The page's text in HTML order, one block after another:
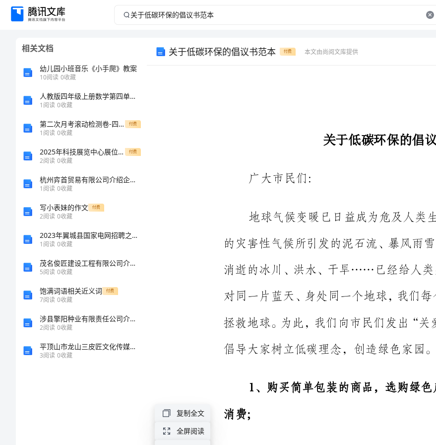
关
相关文档
幼儿园小班音乐《小手爬》教案
10阅读 0收藏
人教版四年级上册数学第四单元《三位数乘两位数》测试卷及答案解析
1阅读 0收藏
第二次月考滚动检测卷-四川遂宁市第二中学数学七年级上册整式的加减难点解析试题（含答案及解析） 付费
1阅读 0收藏
2025年科技展览中心展位租赁合同 付费
2阅读 0收藏
杭州弈首贸易有限公司介绍企业发展分析报告
1阅读 0收藏
写小表妹的作文 付费
2阅读 0收藏
2023年翼城县国家电网招聘之机械动力类考试题库及答案（全优）
1阅读 0收藏
茂名俊匠建设工程有限公司介绍企业发展分析报告
5阅读 0收藏
饱满词语相关近义词 付费
7阅读 0收藏
涉县擎阳种业有限责任公司介绍企业发展分析报告
2阅读 0收藏
平顶山市龙山三皮匠文化传媒有限公司介绍企业发展分析报告
3阅读 0收藏
关于低碳环保的倡议书范本 付费 本文由尚阅文库提供
倡导大家树立低碳理念，创造绿色家园。从现在开始：
复制全文
全屏阅读